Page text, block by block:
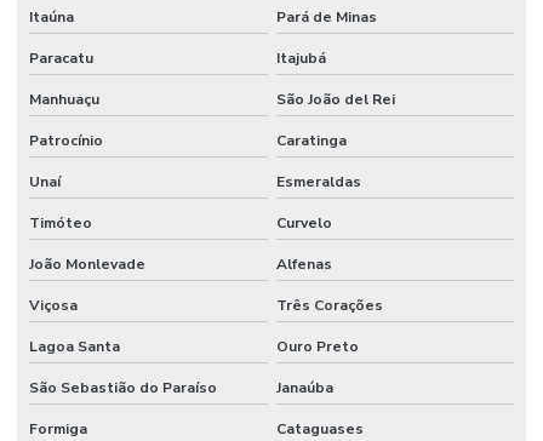
Itaúna Pará de Minas
Paracatu Itajubá
Manhuaçu São João del Rei
Patrocínio Caratinga
Unaí Esmeraldas
Timóteo Curvelo
João Monlevade Alfenas
Viçosa Três Corações
Lagoa Santa Ouro Preto
São Sebastião do Paraíso Janaúba
Formiga Cataguases